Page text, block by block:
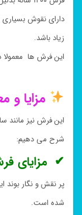
زیاد باشد.
این فرش ها
مزایا و
این فرش نیز مانند
شرح می دهیم:
✔ مزایای فرش
پر نقش و نگار
شده است.